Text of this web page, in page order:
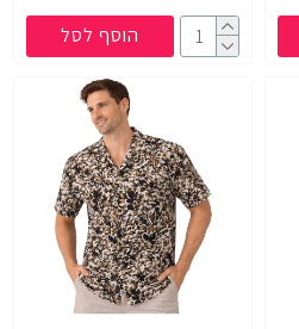
הוסף לסל